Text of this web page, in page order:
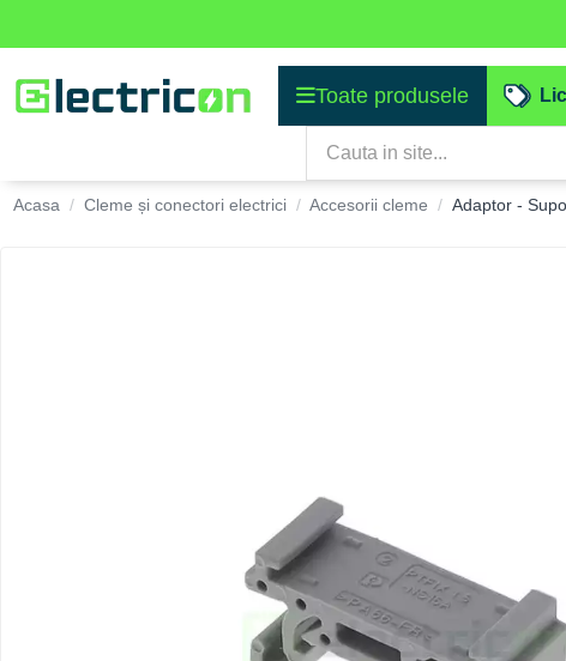
Toate produsele
Acasa Cleme și conectori electrici Accesorii cleme Adaptor -